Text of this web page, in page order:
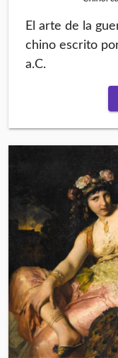
El arte de la
chino escrito
a.C.